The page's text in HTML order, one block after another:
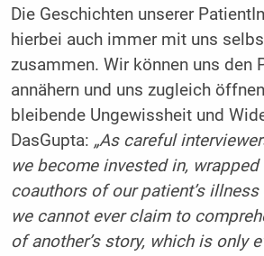
Die Geschichten unserer
hierbei auch immer mit uns
zusammen. Wir können uns den
annähern und uns zugleich
bleibende Ungewissheit und
DasGupta: „As careful
we become invested in, wrapped
coauthors of our patient’s illness
we cannot ever claim to
of another’s story, which is only